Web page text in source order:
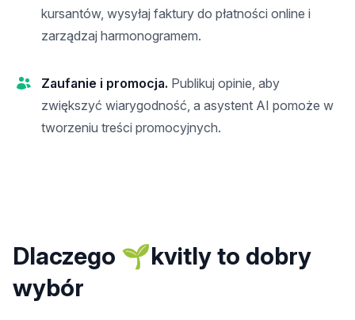
kursantów, wysyłaj faktury do płatności online i
zarządzaj harmonogramem.
Zaufanie i promocja. Publikuj opinie, aby
zwiększyć wiarygodność, a asystent AI pomoże w
tworzeniu treści promocyjnych.
Dlaczego 🌱kvitly to dobry
wybór